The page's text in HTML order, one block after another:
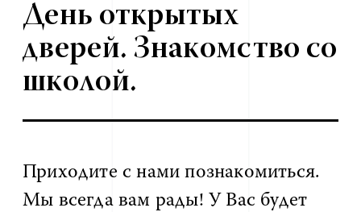
День открытых
дверей. Знакомство со
школой.
Приходите с нами познакомиться.
Мы всегда вам рады! У Вас будет